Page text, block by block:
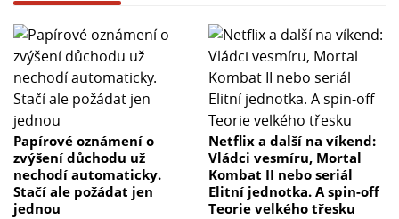
Papírové oznámení o
zvýšení důchodu už
nechodí automaticky.
Stačí ale požádat jen
jednou
Netflix a další na víkend:
Vládci vesmíru, Mortal
Kombat II nebo seriál
Elitní jednotka. A spin-off
Teorie velkého třesku